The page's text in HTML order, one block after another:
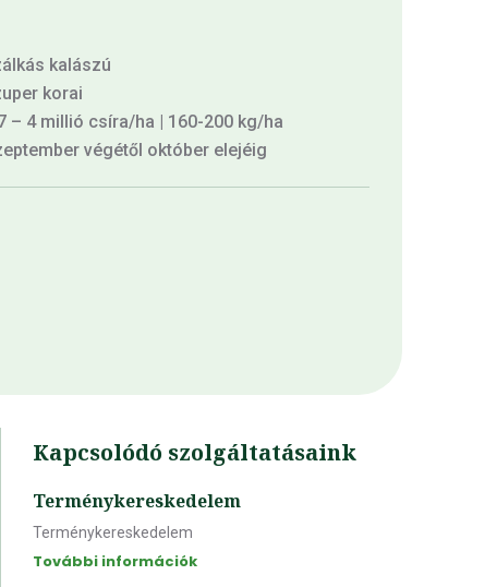
kalászú
korai
– 4 millió csíra/ha | 160-200 kg/ha
végétől október elejéig
Kapcsolódó szolgáltatásaink
Terménykereskedelem
Terménykereskedelem
További információk